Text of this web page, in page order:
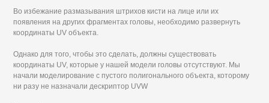
Во избежание размазывания штрихов кисти на лице или их
появления на других фрагментах головы, необходимо развернуть
координаты UV объекта.
Однако для того, чтобы это сделать, должны существовать
координаты UV, которые у нашей модели головы отсутствуют. Мы
начали моделирование с пустого полигонального объекта, которому
ни разу не назначали дескриптор UVW